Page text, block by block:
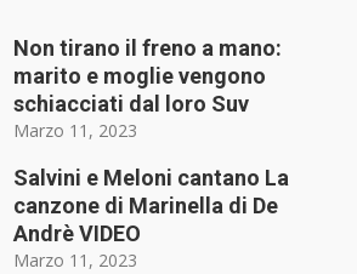
Non tirano il freno a mano:
marito e moglie vengono
schiacciati dal loro Suv
Marzo 11, 2023
Salvini e Meloni cantano La
canzone di Marinella di De
Andrè VIDEO
Marzo 11, 2023